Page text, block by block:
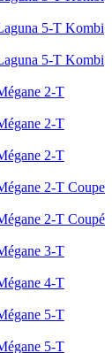
5-T Kombi
5-T Kombi
2-T
2-T
2-T
2-T Coupe
2-T Coupé
3-T
4-T
5-T
5-T